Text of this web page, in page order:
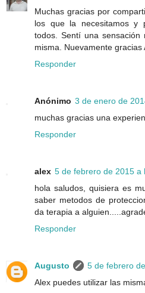
Muchas gracias por
los que la necesitamos y
todos. Sentí una sensación
misma. Nuevamente gracias
Responder
Anónimo 3 de enero de
muchas gracias una
Responder
alex 5 de febrero de 2015 a
hola saludos, quisiera es
saber metodos de
da terapia a
Responder
Augusto
5 de febrero
Alex puedes utilizar las